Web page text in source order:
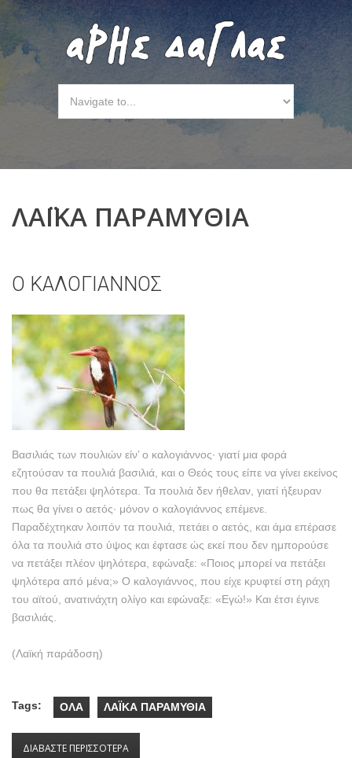
ΛΑΪΚΑ ΠΑΡΑΜΥΘΙΑ
Ο ΚΑΛΟΓΙΑΝΝΟΣ
Βασιλιάς των πουλιών είν’ ο καλογιάννος· γιατί μια φορά
εζητούσαν τα πουλιά βασιλιά, και ο Θεός τους είπε να γίνει εκείνος
που θα πετάξει ψηλότερα. Τα πουλιά δεν ήθελαν, γιατί ήξευραν
πως θα γίνει ο αετός· μόνον ο καλογιάννος επέμενε.
Παραδέχτηκαν λοιπόν τα πουλιά, πετάει ο αετός, και άμα επέρασε
όλα τα πουλιά στο ύψος και έφτασε ώς εκεί που δεν ημπορούσε
να πετάξει πλέον ψηλότερα, εφώναξε: «Ποιος μπορεί να πετάξει
ψηλότερα από μένα;» Ο καλογιάννος, που είχε κρυφτεί στη ράχη
του αϊτού, ανατινάχτη ολίγο και εφώναξε: «Εγώ!» Και έτσι έγινε
βασιλιάς.
(Λαϊκή παράδοση)
Tags: ΟΛΑ ΛΑΪΚΑ ΠΑΡΑΜΥΘΙΑ
ΔΙΑΒΑΣΤΕ ΠΕΡΙΣΣΟΤΕΡΑ